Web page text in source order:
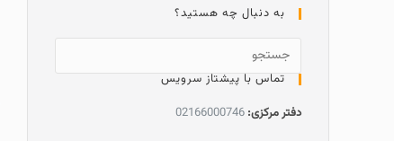
به دنبال چه هستید؟
تماس با پیشتاز سرویس
دفتر مرکزی: 02166000746